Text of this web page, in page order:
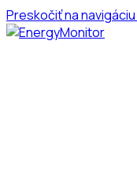
Preskočiť na navigáciu